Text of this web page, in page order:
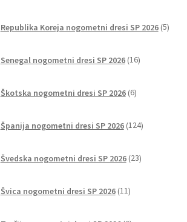
Republika Koreja nogometni dresi SP 2026 5
Senegal nogometni dresi SP 2026 16izdelkov
Škotska nogometni dresi SP 2026 6izdelkov
Španija nogometni dresi SP 2026 124izdelkov
Švedska nogometni dresi SP 2026 23izdelkov
Švica nogometni dresi SP 2026 11izdelkov